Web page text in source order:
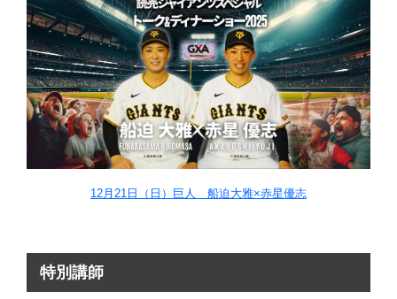
12月21日（日）巨人 船迫大雅×赤星優志
特別講師